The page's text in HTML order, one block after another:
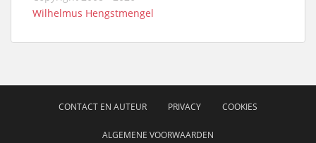
Wilhelmus Hengstmengel
CONTACT EN AUTEUR PRIVACY COOKIES
ALGEMENE VOORWAARDEN